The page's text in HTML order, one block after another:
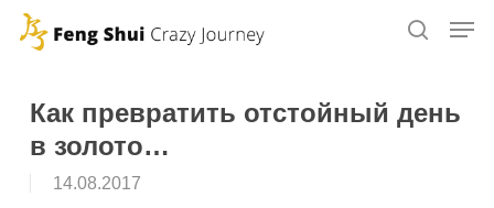
Skip
contentКак превратить отстойный день
в золото…
14.08.2017